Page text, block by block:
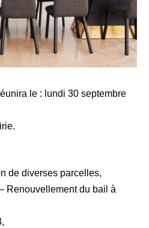
le : lundi 30 septembre
de diverses parcelles,
Renouvellement du bail à